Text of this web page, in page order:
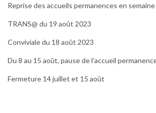
Reprise des accueils permanences en semaine
TRANS@ du 19 août 2023
Conviviale du 18 août 2023
Du 8 au 15 août, pause de l’accueil
Fermeture 14 juillet et 15 août